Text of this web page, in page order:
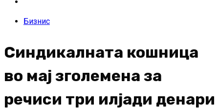
Бизнис
Синдикалната кошница
во мај зголемена за
речиси три илјади денари